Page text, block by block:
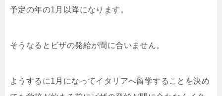
予定の年の1月以降になります。
そうなるとビザの発給が間に合いません。
ようするに1月になってイタリアへ留学することを決め